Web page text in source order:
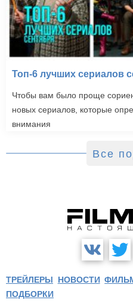
Топ-6 лучших сериалов
Чтобы вам было проще
новых сериалов, которые
внимания
Все
ТРЕЙЛЕРЫ НОВОСТИ
ПОДБОРКИ